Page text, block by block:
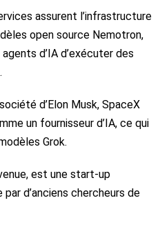
assurent l’infrastructure
open source Nemotron,
d’IA d’exécuter des
d’Elon Musk, SpaceX
un fournisseur d’IA, ce qui
Grok.
est une start-up
d’anciens chercheurs de